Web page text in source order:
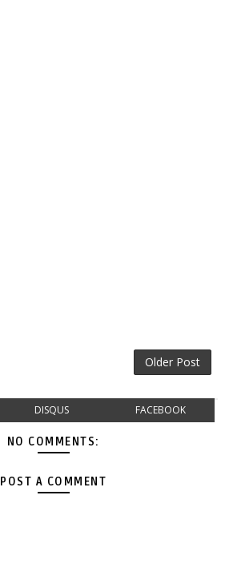
Older Post
DISQUS FACEBOOK
NO COMMENTS:
POST A COMMENT